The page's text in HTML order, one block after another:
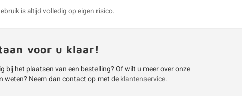
is altijd volledig op eigen risico.
voor u klaar!
bij het plaatsen van een bestelling? Of wilt u meer over onze
weten? Neem dan contact op met deklantenservice.